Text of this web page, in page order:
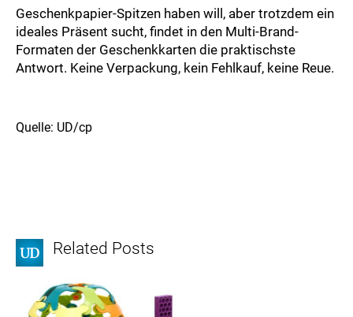
Geschenkpapier-Spitzen haben will, aber trotzdem ein
ideales Präsent sucht, findet in den Multi-Brand-
Formaten der Geschenkkarten die praktischste
Antwort. Keine Verpackung, kein Fehlkauf, keine Reue.
Quelle: UD/cp
Related Posts